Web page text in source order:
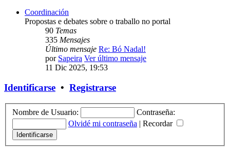
Coordinación
Propostas e debates sobre o traballo no portal
90 Temas
335 Mensajes
Último mensaje Re: Bó Nadal!
por Sapeira Ver último mensaje
11 Dic 2025, 19:53
Identificarse • Registrarse
Nombre de Usuario:
Contraseña:
Olvidé mi contraseña | Recordar